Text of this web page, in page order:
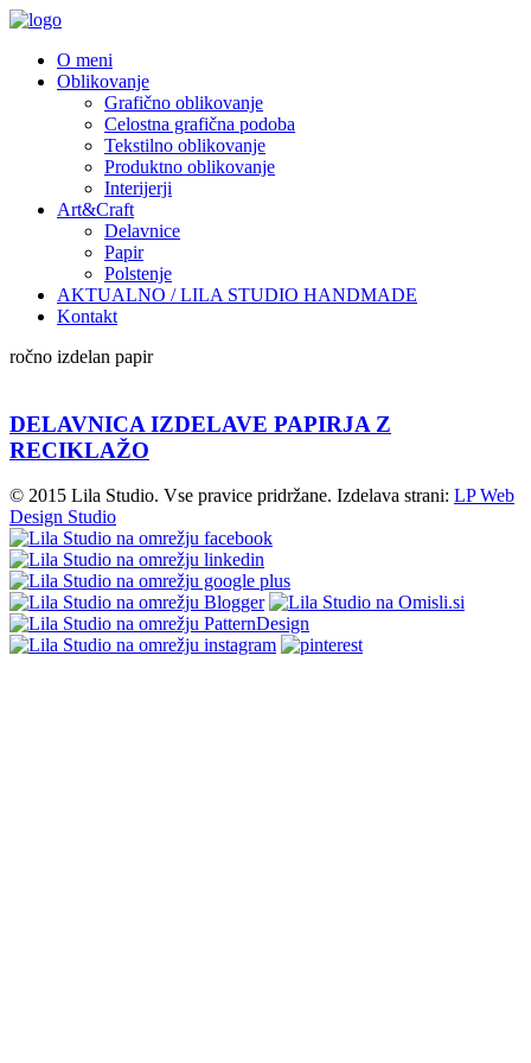
O meni
Oblikovanje
Grafično oblikovanje
Celostna grafična podoba
Tekstilno oblikovanje
Produktno oblikovanje
Interijerji
Art&Craft
Delavnice
Papir
Polstenje
AKTUALNO / LILA STUDIO HANDMADE
Kontakt
ročno izdelan papir
DELAVNICA IZDELAVE PAPIRJA Z
RECIKLAŽO
© 2015 Lila Studio. Vse pravice pridržane. Izdelava strani: LP Web
Design Studio